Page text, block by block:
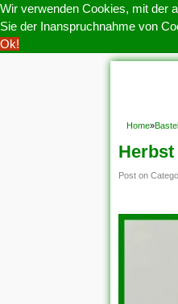
Wir verwenden Cookies, mit der
Sie der Inanspruchnahme von
Ok!
Home»
Post on